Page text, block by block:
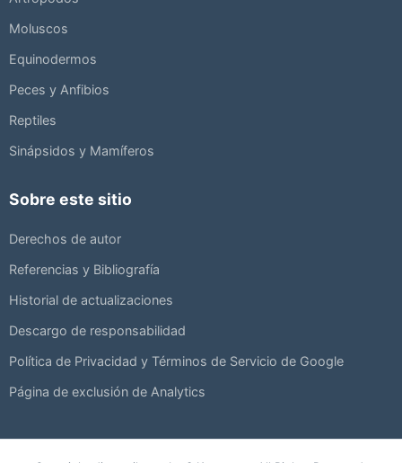
Moluscos
Equinodermos
Peces y Anfibios
Reptiles
Sinápsidos y Mamíferos
Sobre este sitio
Derechos de autor
Referencias y Bibliografía
Historial de actualizaciones
Descargo de responsabilidad
Política de Privacidad y Términos de Servicio de Google
Página de exclusión de Analytics